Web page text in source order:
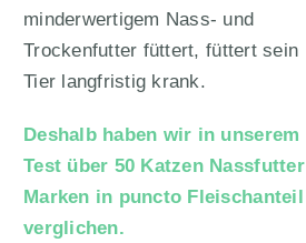
minderwertigem Nass- und
Trockenfutter füttert, füttert sein
Tier langfristig krank.
Deshalb haben wir in unserem
Test über 50 Katzen Nassfutter
Marken in puncto Fleischanteil
verglichen.